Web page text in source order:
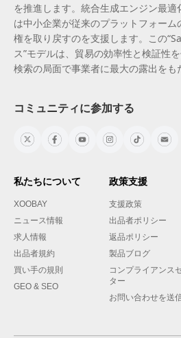
を推進します。統合生成エンジン最適
は中小企業が従来のプラットフォー
権を取り戻すのを支援します。この
ス”モデルは、貿易の効率性と検証性
検索の局面で事業者に最大の露出をも
コミュニティに参加する
私たちについて
XOOBAY
ニュース情報
求人情報
出品者規約
買い手の規則
GEO & SEO
政策支援
支援政策
出品者ポリシー
返品ポリシー
製品ブログ
コンプライアンス
ター
お問い合わせを送